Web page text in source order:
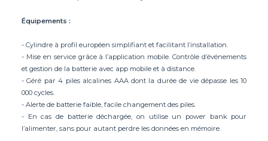
Équipements :
- Cylindre à profil européen simplifiant et facilitant l’installation.
- Mise en service grâce à l’application mobile. Contrôle d’événements
et gestion de la batterie avec app mobile et à distance.
- Géré par 4 piles alcalines AAA dont la durée de vie dépasse les 10
000 cycles.
- Alerte de batterie faible, facile changement des piles.
- En cas de batterie déchargée, on utilise un power bank pour
l’alimenter, sans pour autant perdre les données en mémoire.